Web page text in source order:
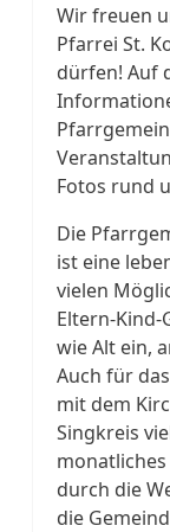
Wir freuen
Pfarrei St.
dürfen! Auf
Fotos rund
Die
ist eine
vielen
Eltern-Kind-
wie Alt ein,
Auch für
mit dem
Singkreis
durch die
die